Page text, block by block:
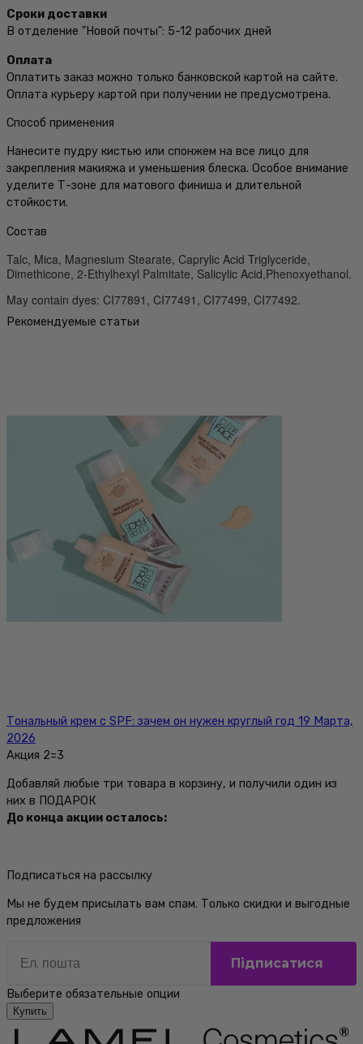
Сроки доставки
В отделение "Новой почты": 5-12 рабочих дней
Оплата
Оплатить заказ можно только банковской картой на сайте.
Оплата курьеру картой при получении не предусмотрена.
Способ применения
Нанесите пудру кистью или спонжем на все лицо для
закрепления макияжа и уменьшения блеска. Особое внимание
уделите Т-зоне для матового финиша и длительной
стойкости.
Состав
Talc, Mica, Magnesium Stearate, Caprylic Acid Triglyceride,
Dimethicone, 2-Ethylhexyl Palmitate, Salicylic Acid,Phenoxyethanol.
May contain dyes: CI77891, CI77491, CI77499, CI77492.
Рекомендуемые статьи
Тональный крем с SPF: зачем он нужен круглый год 19 Марта,
2026
Акция 2=3
Добавляй любые три товара в корзину, и получили один из
них в ПОДАРОК
До конца акции осталось:
Подписаться на рассылку
Мы не будем присылать вам спам. Только скидки и выгодные
предложения
Підписатися
Выберите обязательные опции
Купить